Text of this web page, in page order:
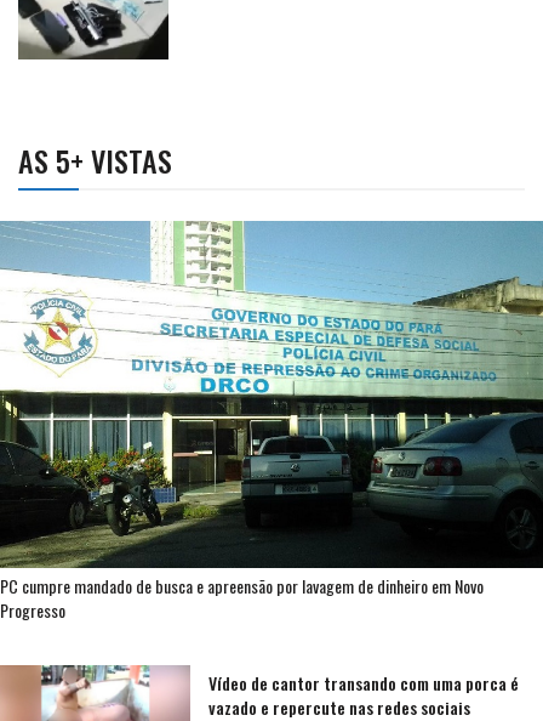
AS 5+ VISTAS
PC cumpre mandado de busca e apreensão por lavagem de dinheiro em Novo
Progresso
Vídeo de cantor transando com uma porca é
vazado e repercute nas redes sociais